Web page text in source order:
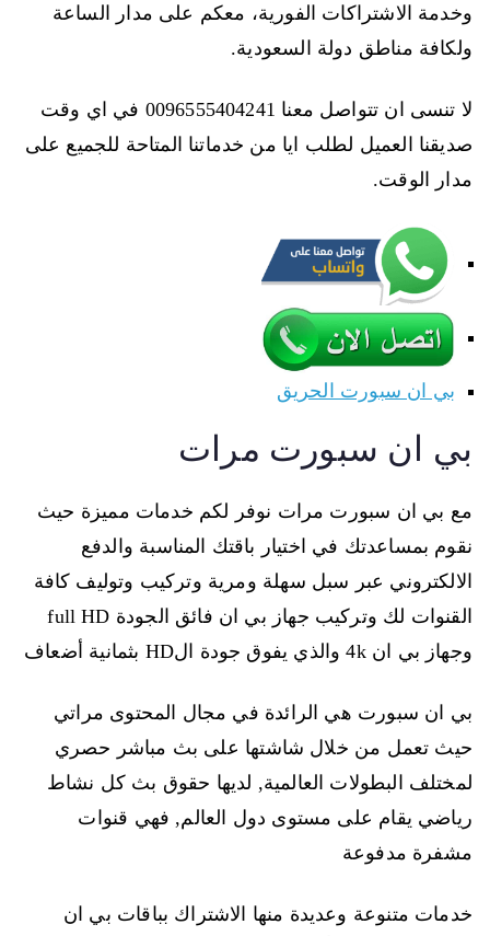
وخدمة الاشتراكات الفورية، معكم على مدار الساعة
ولكافة مناطق دولة السعودية.
لا تنسى ان تتواصل معنا 0096555404241 في اي وقت
صديقنا العميل لطلب ايا من خدماتنا المتاحة للجميع على
مدار الوقت.
بي ان سبورت الحريق
بي ان سبورت مرات
مع بي ان سبورت مرات نوفر لكم خدمات مميزة حيث
نقوم بمساعدتك في اختيار باقتك المناسبة والدفع
الالكتروني عبر سبل سهلة ومرية وتركيب وتوليف كافة
القنوات لك وتركيب جهاز بي ان فائق الجودة full HD
وجهاز بي ان 4k والذي يفوق جودة الHD بثمانية أضعاف
بي ان سبورت هي الرائدة في مجال المحتوى مراتي
حيث تعمل من خلال شاشتها على بث مباشر حصري
لمختلف البطولات العالمية, لديها حقوق بث كل نشاط
رياضي يقام على مستوى دول العالم, فهي قنوات
مشفرة مدفوعة
خدمات متنوعة وعديدة منها الاشتراك بباقات بي ان